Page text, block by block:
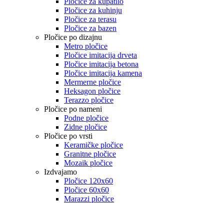
Pločice za kuhinju
Pločice za terasu
Pločice za bazen
Pločice po dizajnu
Metro pločice
Pločice imitacija drveta
Pločice imitacija betona
Pločice imitacija kamena
Mermerne pločice
Heksagon pločice
Terazzo pločice
Pločice po nameni
Podne pločice
Zidne pločice
Pločice po vrsti
Keramičke pločice
Granitne pločice
Mozaik pločice
Izdvajamo
Pločice 120x60
Pločice 60x60
Marazzi pločice